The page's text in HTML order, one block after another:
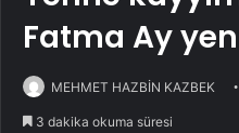
Fatma Ay
MEHMET HAZBİN KAZBEK
3 dakika okuma süresi